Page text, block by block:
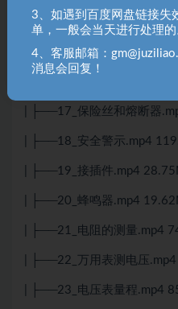
| ├──14_电和磁的关系
| ├──15_电感介绍.mp4
| ├──17_保险丝和熔断器
| ├──18_安全警示.mp4
| ├──19_接插件.mp4
| ├──20_蜂鸣器.mp4
| ├──21_电阻的测量.mp4
| ├──22_万用表测电压
| ├──23_电压表量程.mp4
3、如遇到百度网盘链接失
单，一般会当天进行处理的
4、客服邮箱：
消息会回复！